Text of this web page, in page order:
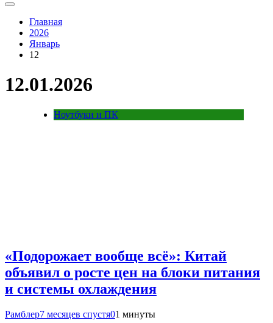
Главная
2026
Январь
12
12.01.2026
Ноутбуки и ПК
«Подорожает вообще всё»: Китай
объявил о росте цен на блоки питания
и системы охлаждения
Рамблер7 месяцев спустя01 минуты